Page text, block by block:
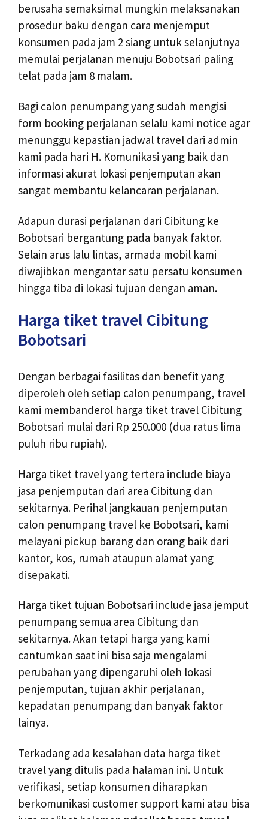
berusaha semaksimal mungkin melaksanakan
prosedur baku dengan cara menjemput
konsumen pada jam 2 siang untuk selanjutnya
memulai perjalanan menuju Bobotsari paling
telat pada jam 8 malam.
Bagi calon penumpang yang sudah mengisi
form booking perjalanan selalu kami notice agar
menunggu kepastian jadwal travel dari admin
kami pada hari H. Komunikasi yang baik dan
informasi akurat lokasi penjemputan akan
sangat membantu kelancaran perjalanan.
Adapun durasi perjalanan dari Cibitung ke
Bobotsari bergantung pada banyak faktor.
Selain arus lalu lintas, armada mobil kami
diwajibkan mengantar satu persatu konsumen
hingga tiba di lokasi tujuan dengan aman.
Harga tiket travel Cibitung
Bobotsari
Dengan berbagai fasilitas dan benefit yang
diperoleh oleh setiap calon penumpang, travel
kami membanderol harga tiket travel Cibitung
Bobotsari mulai dari Rp 250.000 (dua ratus lima
puluh ribu rupiah).
Harga tiket travel yang tertera include biaya
jasa penjemputan dari area Cibitung dan
sekitarnya. Perihal jangkauan penjemputan
calon penumpang travel ke Bobotsari, kami
melayani pickup barang dan orang baik dari
kantor, kos, rumah ataupun alamat yang
disepakati.
Harga tiket tujuan Bobotsari include jasa jemput
penumpang semua area Cibitung dan
sekitarnya. Akan tetapi harga yang kami
cantumkan saat ini bisa saja mengalami
perubahan yang dipengaruhi oleh lokasi
penjemputan, tujuan akhir perjalanan,
kepadatan penumpang dan banyak faktor
lainya.
Terkadang ada kesalahan data harga tiket
travel yang ditulis pada halaman ini. Untuk
verifikasi, setiap konsumen diharapkan
berkomunikasi customer support kami atau bisa